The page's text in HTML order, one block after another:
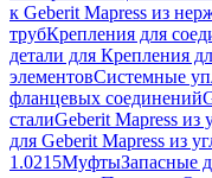
к Geberit Mapress из
трубКрепления для
детали для Крепления
элементовСистемные
фланцевых соединений
сталиGeberit Mapress из
для Geberit Mapress из
1.0215МуфтыЗапасные